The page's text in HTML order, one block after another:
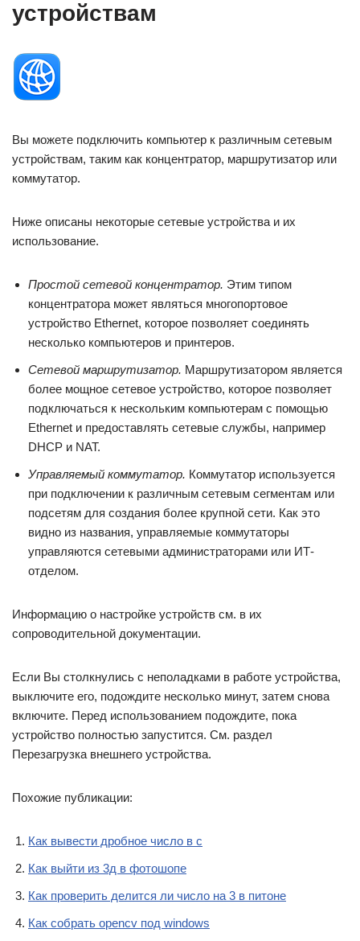
устройствам
Вы можете подключить компьютер к различным сетевым
устройствам, таким как концентратор, маршрутизатор или
коммутатор.
Ниже описаны некоторые сетевые устройства и их
использование.
Простой сетевой концентратор. Этим типом
концентратора может являться многопортовое
устройство Ethernet, которое позволяет соединять
несколько компьютеров и принтеров.
Сетевой маршрутизатор. Маршрутизатором является
более мощное сетевое устройство, которое позволяет
подключаться к нескольким компьютерам с помощью
Ethernet и предоставлять сетевые службы, например
DHCP и NAT.
Управляемый коммутатор. Коммутатор используется
при подключении к различным сетевым сегментам или
подсетям для создания более крупной сети. Как это
видно из названия, управляемые коммутаторы
управляются сетевыми администраторами или ИТ-
отделом.
Информацию о настройке устройств см. в их
сопроводительной документации.
Если Вы столкнулись с неполадками в работе устройства,
выключите его, подождите несколько минут, затем снова
включите. Перед использованием подождите, пока
устройство полностью запустится. См. раздел
Перезагрузка внешнего устройства.
Похожие публикации:
Как вывести дробное число в c
Как выйти из 3д в фотошопе
Как проверить делится ли число на 3 в питоне
Как собрать opencv под windows